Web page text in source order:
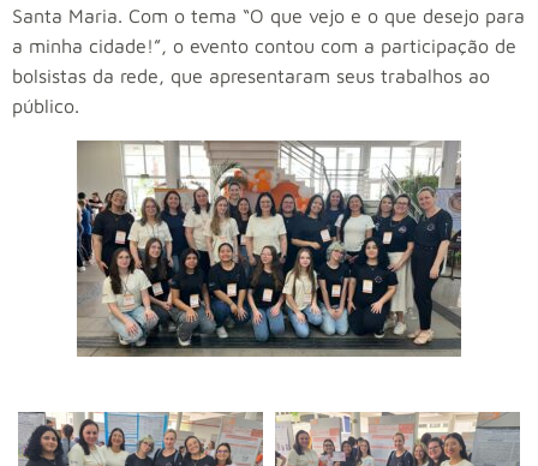
Santa Maria. Com o tema “O que vejo e o que desejo para
a minha cidade!”, o evento contou com a participação de
bolsistas da rede, que apresentaram seus trabalhos ao
público.